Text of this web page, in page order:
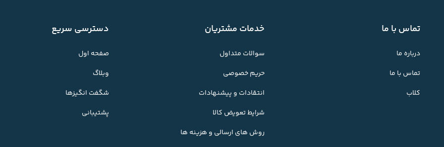
تماس با ما
درباره ما
تماس با ما
کلاب
خدمات مشتریان
سوالات متداول
حریم خصوصی
انتقادات و پیشنهادات
شرایط تعویض کالا
روش های ارسالی و هزینه ها
دسترسی سریع
صفحه اول
وبلاگ
شگفت انگیزها
پشتیبانی